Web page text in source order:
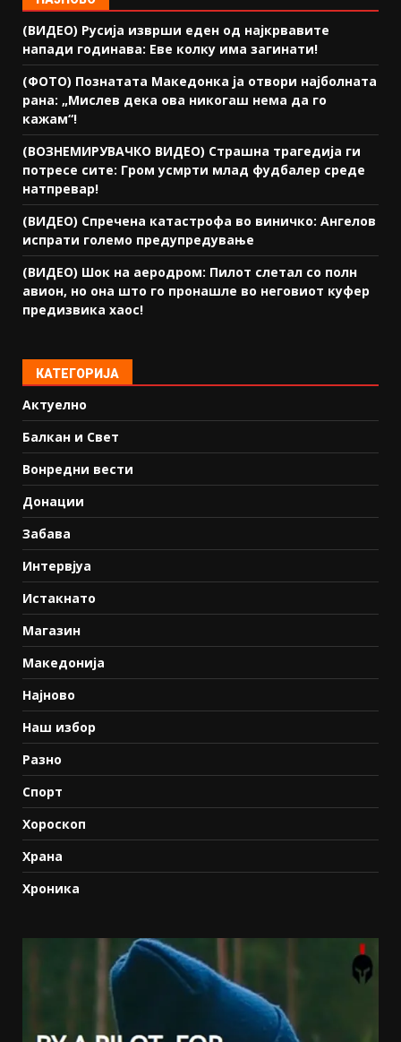
(ВИДЕО) Русија изврши еден од најкрвавите
напади годинава: Еве колку има загинати!
(ФОТО) Познатата Македонка ја отвори најболната
рана: „Мислев дека ова никогаш нема да го
кажам“!
(ВОЗНЕМИРУВАЧКО ВИДЕО) Страшна трагедија ги
потресе сите: Гром усмрти млад фудбалер среде
натпревар!
(ВИДЕО) Спречена катастрофа во виничко: Ангелов
испрати големо предупредување
(ВИДЕО) Шок на аеродром: Пилот слетал со полн
авион, но она што го пронашле во неговиот куфер
предизвика хаос!
КАТЕГОРИЈА
Актуелно
Балкан и Свет
Вонредни вести
Донации
Забава
Интервјуа
Истакнато
Магазин
Македонија
Најново
Наш избор
Разно
Спорт
Хороскоп
Храна
Хроника